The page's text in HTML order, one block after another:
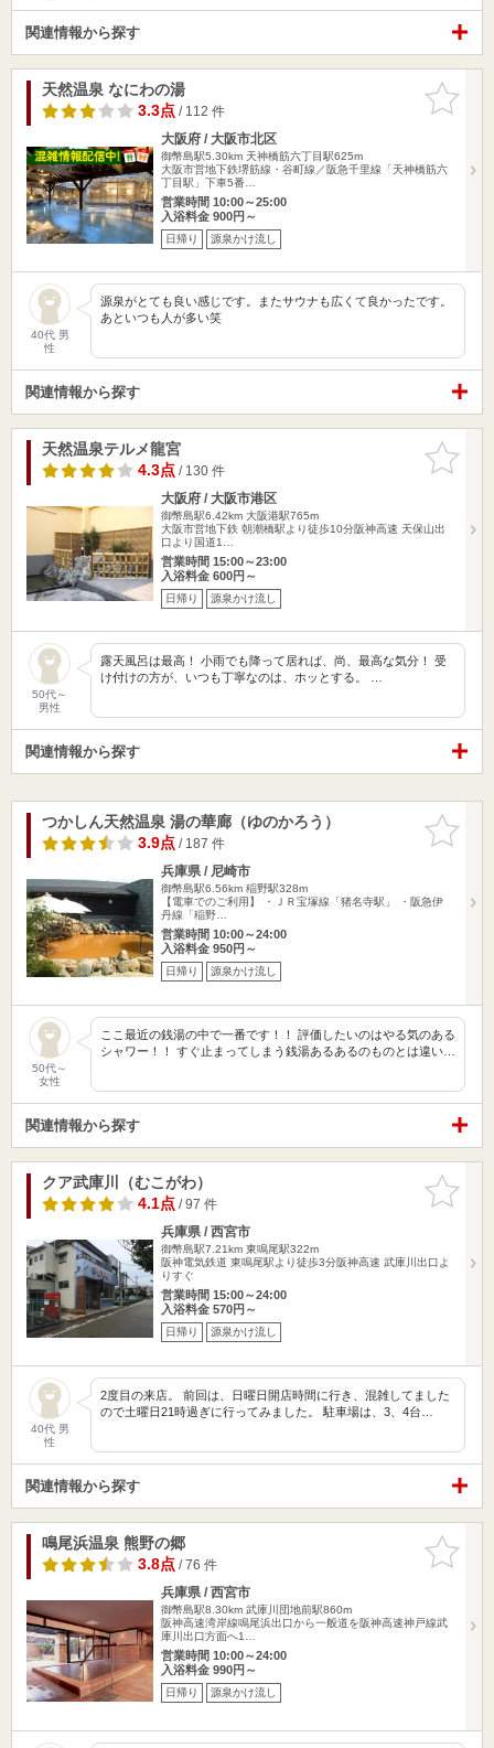
関連情報から探す
お気に入
りに追加
天然温泉 なにわの湯
3.3点/ 112 件
大阪府 / 大阪市北区
御幣島駅5.30km 天神橋筋六丁目駅625m
大阪市営地下鉄堺筋線・谷町線／阪急千里線「天神橋筋六
丁目駅」下車5番…
営業時間 10:00～25:00
入浴料金 900円～
日帰り 源泉かけ流し
40代 男
性
源泉がとても良い感じです。またサウナも広くて良かったです。
あといつも人が多い笑
関連情報から探す
お気に入
りに追加
天然温泉テルメ龍宮
4.3点/ 130 件
大阪府 / 大阪市港区
御幣島駅6.42km 大阪港駅765m
大阪市営地下鉄 朝潮橋駅より徒歩10分阪神高速 天保山出
口より国道1…
営業時間 15:00～23:00
入浴料金 600円～
日帰り 源泉かけ流し
50代～
男性
露天風呂は最高！ 小雨でも降って居れば、尚、最高な気分！ 受
け付けの方が、いつも丁寧なのは、ホッとする。 …
関連情報から探す
お気に入
りに追加
つかしん天然温泉 湯の華廊（ゆのかろう）
3.9点/ 187 件
兵庫県 / 尼崎市
御幣島駅6.56km 稲野駅328m
【電車でのご利用】 ・ＪＲ宝塚線「猪名寺駅」 ・阪急伊
丹線「稲野…
営業時間 10:00～24:00
入浴料金 950円～
日帰り 源泉かけ流し
50代～
女性
ここ最近の銭湯の中で一番です！！ 評価したいのはやる気のある
シャワー！！ すぐ止まってしまう銭湯あるあるのものとは違い…
関連情報から探す
お気に入
りに追加
クア武庫川（むこがわ）
4.1点/ 97 件
兵庫県 / 西宮市
御幣島駅7.21km 東鳴尾駅322m
阪神電気鉄道 東鳴尾駅より徒歩3分阪神高速 武庫川出口よ
りすぐ
営業時間 15:00～24:00
入浴料金 570円～
日帰り 源泉かけ流し
40代 男
性
2度目の来店。 前回は、日曜日開店時間に行き、混雑してました
ので土曜日21時過ぎに行ってみました。 駐車場は、3、4台…
関連情報から探す
お気に入
りに追加
鳴尾浜温泉 熊野の郷
3.8点/ 76 件
兵庫県 / 西宮市
御幣島駅8.30km 武庫川団地前駅860m
阪神高速湾岸線鳴尾浜出口から一般道を阪神高速神戸線武
庫川出口方面へ1…
営業時間 10:00～24:00
入浴料金 990円～
日帰り 源泉かけ流し